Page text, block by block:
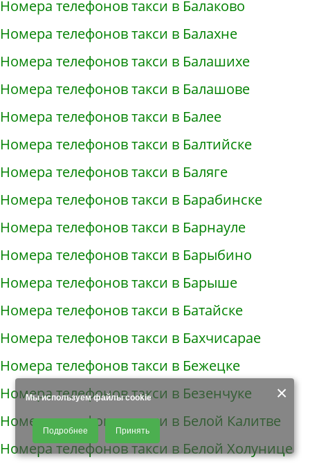
×
Мы используем файлы cookie
Продолжая использовать наш сайт, Вы даете согласие на обработку
файлов - COOKIES, пользовательских данных (файлы-cookies, IP-адрес,
данные об идентификаторе браузера, дата и время осуществления
доступа к сайту, история поисковых запросов) для сбора аналитической и
Подробнее Принять
Номера телефонов такси в Балаково
Номера телефонов такси в Балахне
Номера телефонов такси в Балашихе
Номера телефонов такси в Балашове
Номера телефонов такси в Балее
Номера телефонов такси в Балтийске
Номера телефонов такси в Баляге
Номера телефонов такси в Барабинске
Номера телефонов такси в Барнауле
Номера телефонов такси в Барыбино
Номера телефонов такси в Барыше
Номера телефонов такси в Батайске
Номера телефонов такси в Бахчисарае
Номера телефонов такси в Бежецке
Номера телефонов такси в Безенчуке
Номера телефонов такси в Белой Калитве
Номера телефонов такси в Белой Холунице